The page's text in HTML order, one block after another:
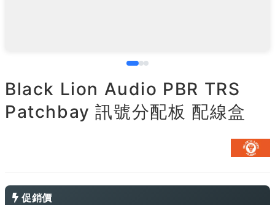
Black Lion Audio PBR TRS
Patchbay 訊號分配板 配線盒
促銷價